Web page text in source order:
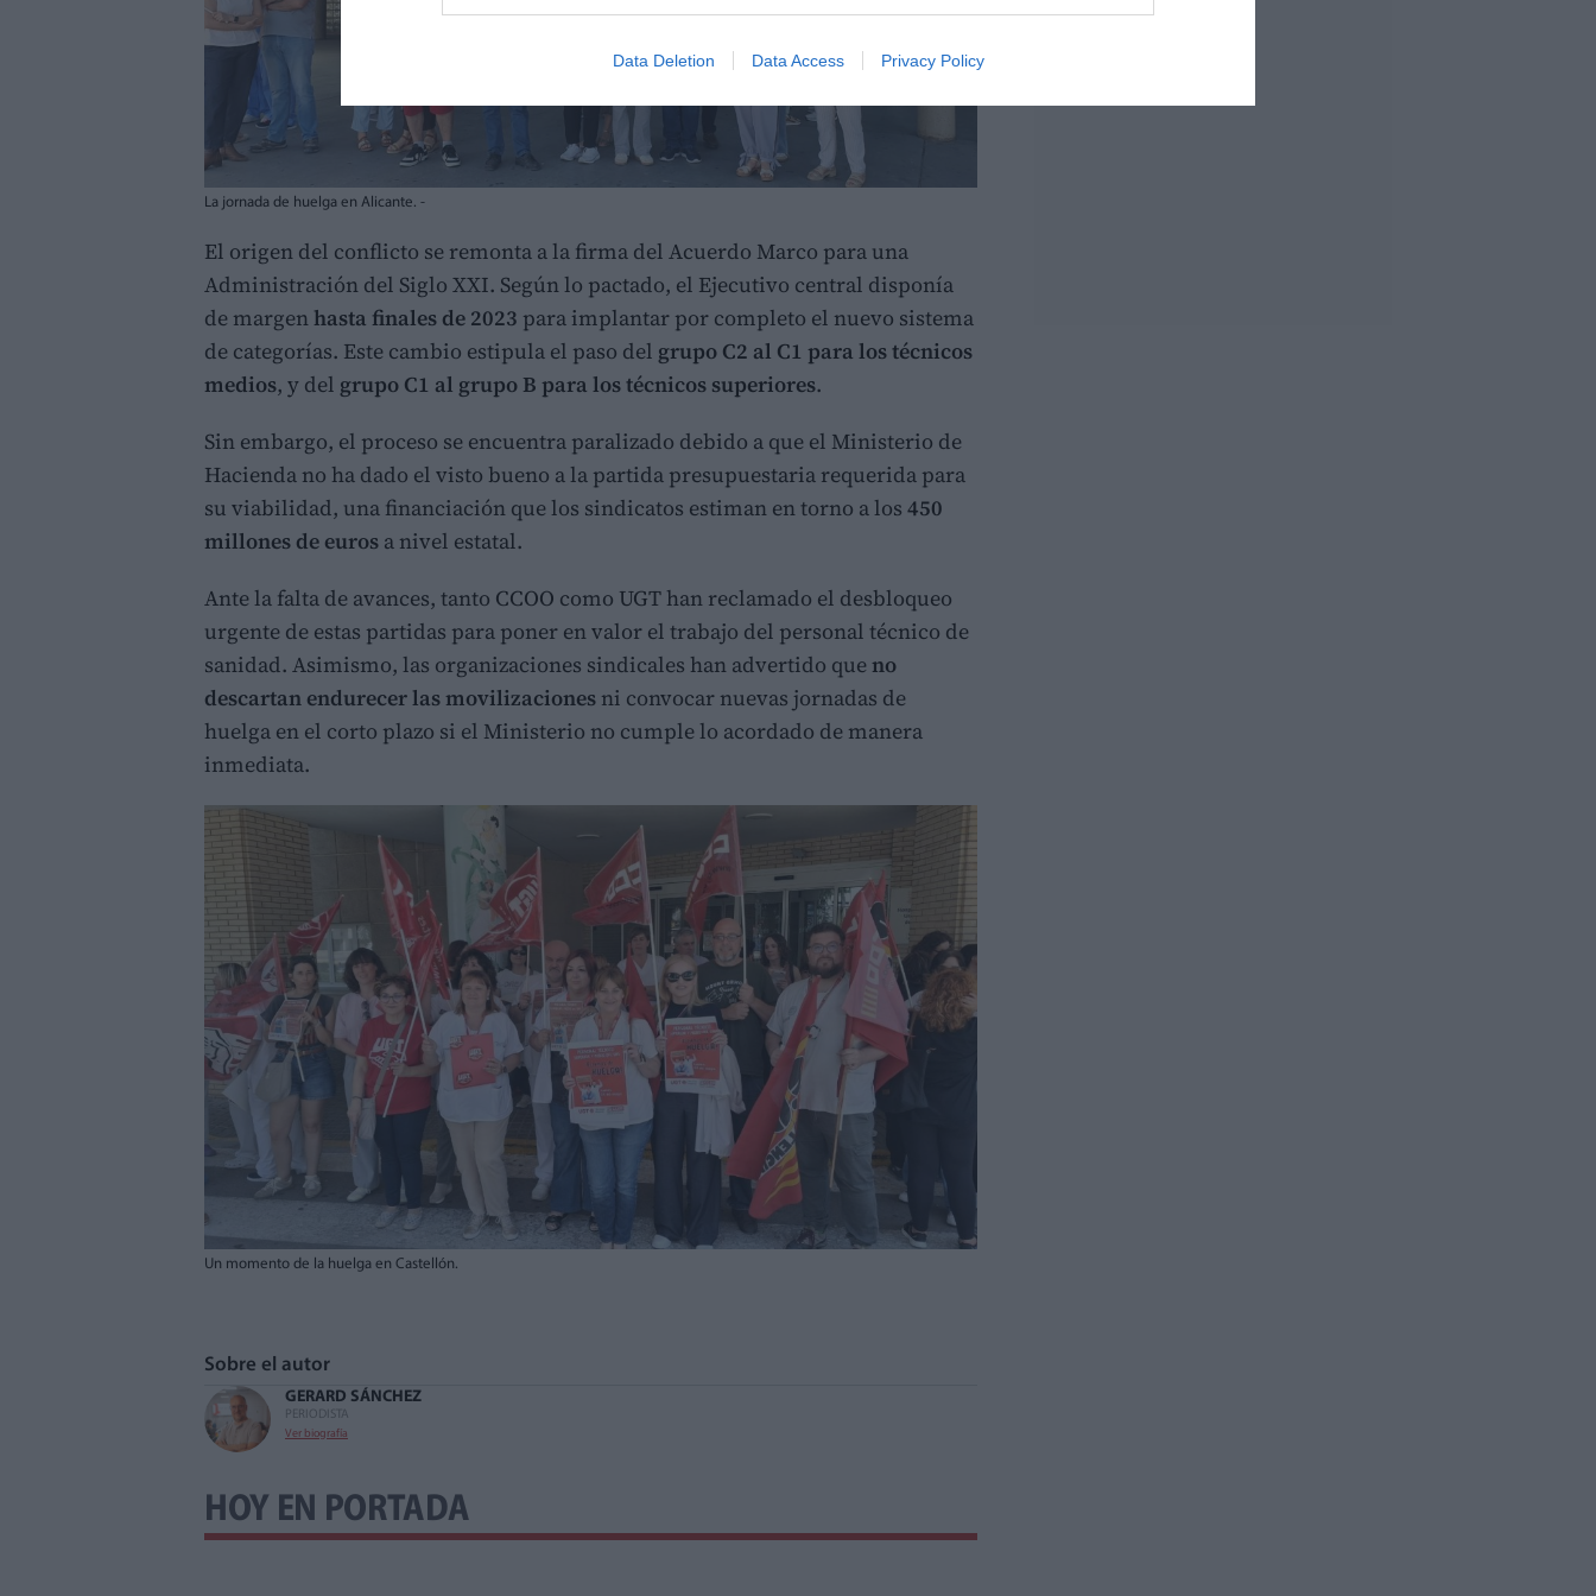
Data Deletion Data Access Privacy Policy
La jornada de huelga en Alicante. -
El origen del conflicto se remonta a la firma del Acuerdo Marco para una
Administración del Siglo XXI. Según lo pactado, el Ejecutivo central disponía
de margenhasta finales de 2023 para implantar por completo el nuevo sistema
de categorías. Este cambio estipula el paso del grupo C2 al C1 para los técnicos
medios, y del grupo C1 al grupo B para los técnicos superiores.
Sin embargo, el proceso se encuentra paralizado debido a que el Ministerio de
Hacienda no ha dado el visto bueno a la partida presupuestaria requerida para
su viabilidad, una financiación que los sindicatos estiman en torno a los 450
millones de euros a nivel estatal.
Ante la falta de avances, tanto CCOO como UGT han reclamado el desbloqueo
urgente de estas partidas para poner en valor el trabajo del personal técnico de
sanidad. Asimismo, las organizaciones sindicales han advertido queno
descartan endurecer las movilizaciones ni convocar nuevas jornadas de
huelga en el corto plazo si el Ministerio no cumple lo acordado de manera
inmediata.
Un momento de la huelga en Castellón.
Sobre el autor
GERARD SÁNCHEZ
PERIODISTA
Ver biografía
HOY EN PORTADA